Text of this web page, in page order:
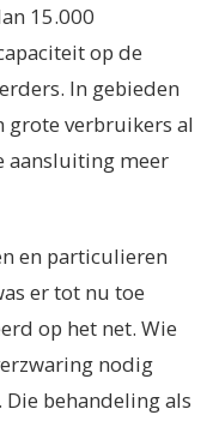
15.000
op de
In gebieden
grote verbruikers al
aansluiting meer
en particulieren
er tot nu toe
op het net. Wie
nodig
behandeling als